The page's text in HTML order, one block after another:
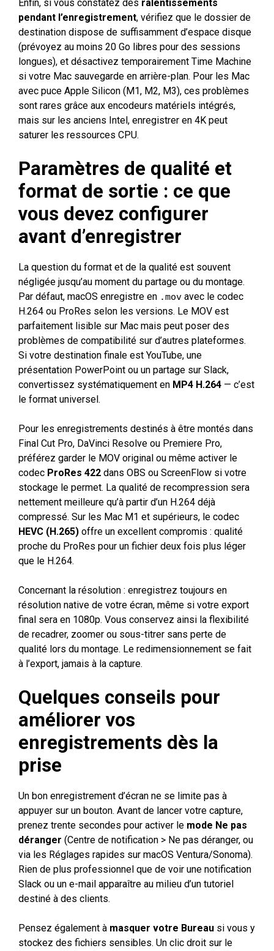
Enfin, si vous constatez des ralentissements
pendant l’enregistrement, vérifiez que le dossier de
destination dispose de suffisamment d’espace disque
(prévoyez au moins 20 Go libres pour des sessions
longues), et désactivez temporairement Time Machine
si votre Mac sauvegarde en arrière-plan. Pour les Mac
avec puce Apple Silicon (M1, M2, M3), ces problèmes
sont rares grâce aux encodeurs matériels intégrés,
mais sur les anciens Intel, enregistrer en 4K peut
saturer les ressources CPU.
Paramètres de qualité et
format de sortie : ce que
vous devez configurer
avant d’enregistrer
La question du format et de la qualité est souvent
négligée jusqu’au moment du partage ou du montage.
Par défaut, macOS enregistre en .mov avec le codec
H.264 ou ProRes selon les versions. Le MOV est
parfaitement lisible sur Mac mais peut poser des
problèmes de compatibilité sur d’autres plateformes.
Si votre destination finale est YouTube, une
présentation PowerPoint ou un partage sur Slack,
convertissez systématiquement en MP4 H.264 — c’est
le format universel.
Pour les enregistrements destinés à être montés dans
Final Cut Pro, DaVinci Resolve ou Premiere Pro,
préférez garder le MOV original ou même activer le
codec ProRes 422 dans OBS ou ScreenFlow si votre
stockage le permet. La qualité de recompression sera
nettement meilleure qu’à partir d’un H.264 déjà
compressé. Sur les Mac M1 et supérieurs, le codec
HEVC (H.265) offre un excellent compromis : qualité
proche du ProRes pour un fichier deux fois plus léger
que le H.264.
Concernant la résolution : enregistrez toujours en
résolution native de votre écran, même si votre export
final sera en 1080p. Vous conservez ainsi la flexibilité
de recadrer, zoomer ou sous-titrer sans perte de
qualité lors du montage. Le redimensionnement se fait
à l’export, jamais à la capture.
Quelques conseils pour
améliorer vos
enregistrements dès la
prise
Un bon enregistrement d’écran ne se limite pas à
appuyer sur un bouton. Avant de lancer votre capture,
prenez trente secondes pour activer le mode Ne pas
déranger (Centre de notification > Ne pas déranger, ou
via les Réglages rapides sur macOS Ventura/Sonoma).
Rien de plus professionnel que de voir une notification
Slack ou un e-mail apparaître au milieu d’un tutoriel
destiné à des clients.
Pensez également à masquer votre Bureau si vous y
stockez des fichiers sensibles. Un clic droit sur le